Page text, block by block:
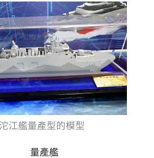
沱江艦量產型的模型
量產艦